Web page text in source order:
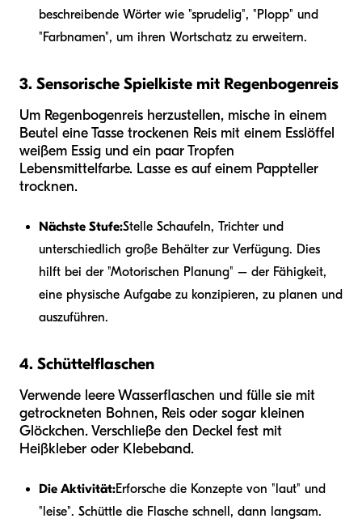
beschreibende Wörter wie "sprudelig", "Plopp" und
"Farbnamen", um ihren Wortschatz zu erweitern.
3. Sensorische Spielkiste mit Regenbogenreis
Um Regenbogenreis herzustellen, mische in einem
Beutel eine Tasse trockenen Reis mit einem Esslöffel
weißem Essig und ein paar Tropfen
Lebensmittelfarbe. Lasse es auf einem Pappteller
trocknen.
Nächste Stufe:Stelle Schaufeln, Trichter und
unterschiedlich große Behälter zur Verfügung. Dies
hilft bei der "Motorischen Planung" – der Fähigkeit,
eine physische Aufgabe zu konzipieren, zu planen und
auszuführen.
4. Schüttelflaschen
Verwende leere Wasserflaschen und fülle sie mit
getrockneten Bohnen, Reis oder sogar kleinen
Glöckchen. Verschließe den Deckel fest mit
Heißkleber oder Klebeband.
Die Aktivität:Erforsche die Konzepte von "laut" und
"leise". Schüttle die Flasche schnell, dann langsam.